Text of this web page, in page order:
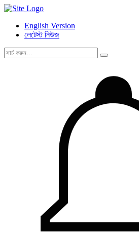
English Version
লেটেস্ট নিউজ